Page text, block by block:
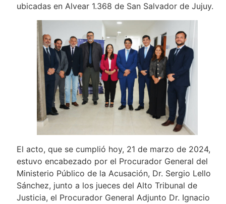
ubicadas en Alvear 1.368 de San Salvador de Jujuy.
El acto, que se cumplió hoy, 21 de marzo de 2024,
estuvo encabezado por el Procurador General del
Ministerio Público de la Acusación, Dr. Sergio Lello
Sánchez, junto a los jueces del Alto Tribunal de
Justicia, el Procurador General Adjunto Dr. Ignacio